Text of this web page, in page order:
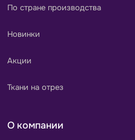
По стране производства
Новинки
Акции
Ткани на отрез
О компании